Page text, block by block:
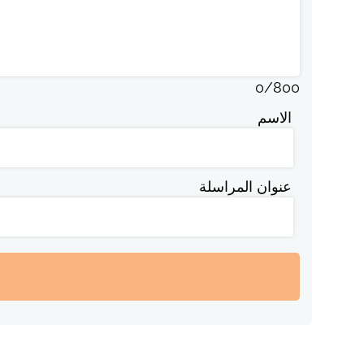
0/800
الاسم
عنوان المراسلة